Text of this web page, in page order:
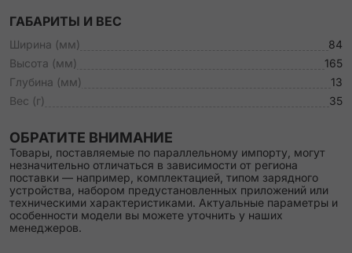
ГАБАРИТЫ И ВЕС
Ширина (мм)
84
Высота (мм)
165
Глубина (мм)
13
Вес (г)
35
ОБРАТИТЕ ВНИМАНИЕ
Товары, поставляемые по параллельному импорту, могут
незначительно отличаться в зависимости от региона
поставки — например, комплектацией, типом зарядного
устройства, набором предустановленных приложений или
техническими характеристиками. Актуальные параметры и
особенности модели вы можете уточнить у наших
менеджеров.